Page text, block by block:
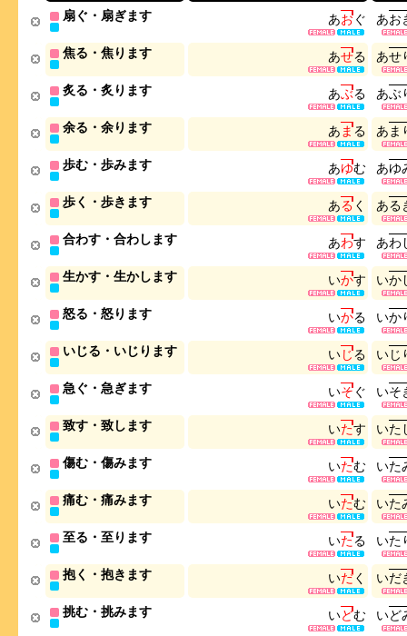
扇ぐ・扇ぎます あおぐ あお
焦る・焦ります あせる あせ
炙る・炙ります あぶる あぶ
余る・余ります あ まる あ ま
歩む・歩みます あゆむ あゆ
歩く・歩きます あるく ある
合わす・合わします あわす あわ
生かす・生かします いかす いか
怒る・怒ります いかる いか
いじる・いじります いじる いじ
急ぐ・急ぎます いそぐ いそ
致す・致します いたす いた
傷む・傷みます いたむ いた
痛む・痛みます いたむ いた
至る・至ります いたる いた
抱く・抱きます いだく いだ
挑む・挑みます いどむ いど